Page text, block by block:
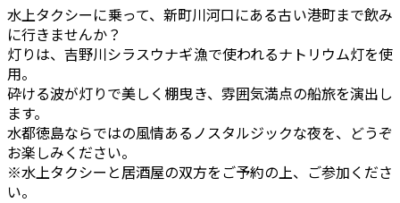
水上タクシーに乗って、新町川河口にある古い港町まで飲み
に行きませんか？
灯りは、吉野川シラスウナギ漁で使われるナトリウム灯を使
用。
砕ける波が灯りで美しく棚曳き、雰囲気満点の船旅を演出し
ます。
水都徳島ならではの風情あるノスタルジックな夜を、どうぞ
お楽しみください。
※水上タクシーと居酒屋の双方をご予約の上、ご参加くださ
い。